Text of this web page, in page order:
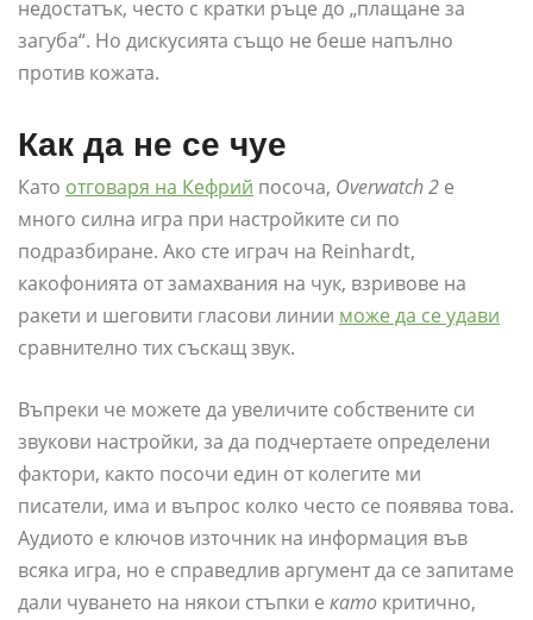
недостатък, често с кратки ръце до „плащане за
загуба“. Но дискусията също не беше напълно
против кожата.
Как да не се чуе
Като отговаря на Кефрий посоча, Overwatch 2 е
много силна игра при настройките си по
подразбиране. Ако сте играч на Reinhardt,
какофонията от замахвания на чук, взривове на
ракети и шеговити гласови линии може да се удави
сравнително тих съскащ звук.
Въпреки че можете да увеличите собствените си
звукови настройки, за да подчертаете определени
фактори, както посочи един от колегите ми
писатели, има и въпрос колко често се появява това.
Аудиото е ключов източник на информация във
всяка игра, но е справедлив аргумент да се запитаме
дали чуването на някои стъпки е като критично,